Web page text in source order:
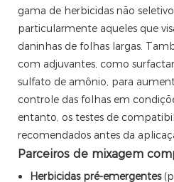
gama de herbicidas não
particularmente aqueles que
daninhas de folhas largas.
com adjuvantes, como
sulfato de amônio, para
controle das folhas em
entanto, os testes de
recomendados antes da
Parceiros de mixagem
Herbicidas pré-emergentes